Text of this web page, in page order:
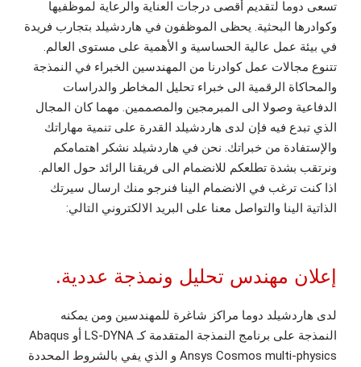
تسعى دوما لتقديم أقصى درجات العناية والرعاية لموظفيها
وكوادرها البحثية. يحظى الموظفون في هاردشيلد بتجارب فريدة
في بيئة عمل عالية الحساسية و الأهمية على مستوى العالم.
تتنوع مجالات عمل كوادرنا من المهندسين الخبراء في النمذجة
والمحاكاة الرقمية الى خبراء تحليل المخاطر والدراسات
الدفاعية وصولا الى المبرمجين والمصممين. مهما كان المجال
الذي تبدع فيه فإن لدى هاردشيلد القدرة على تنمية مهاراتك
والإستفادة من خبراتك. نحن في هاردشيلد نشكر اهتمامكم
ونرتقب بشدة تطلعكم للانضمام الى فريقنا الرائد حول العالم.
اذا كنت ترغب في الانضمام الينا فنرجو منك ارسال سيرتك
الذاتية الينا والتواصل معنا على البريد الالكتروني التالي:
إعلان مهندس تحليل ونمذجة عددية.
لدى هاردشيلد دوما مراكز شاغرة للمهندسين ومن يمكنه
النمذجة على برنامج النمذجة المتقدمة كـ LS-DYNA أو Abaqus
Ansys Cosmos multi-physics و الذي يفي بالشروط المحددة